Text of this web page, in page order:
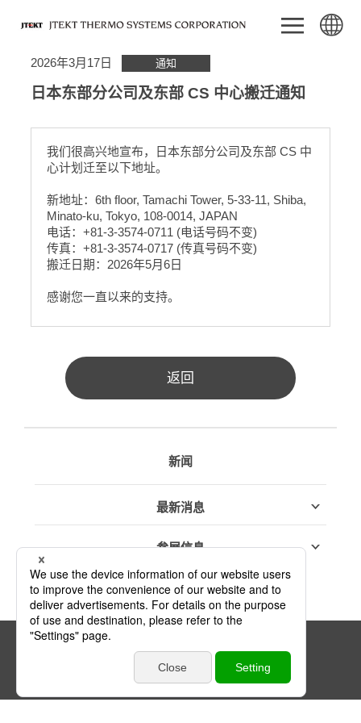
2026年3月17日 通知
日本东部分公司及东部 CS 中心搬迁通知
我们很高兴地宣布，日本东部分公司及东部 CS 中
心计划迁至以下地址。
新地址：6th floor, Tamachi Tower, 5-33-11, Shiba,
Minato-ku, Tokyo, 108-0014, JAPAN
电话：+81-3-3574-0711 (电话号码不变)
传真：+81-3-3574-0717 (传真号码不变)
搬迁日期：2026年5月6日
感谢您一直以来的支持。
返回
新闻
最新消息
参展信息
隐私权政策
© JTEKT Thermo Systems Corporation